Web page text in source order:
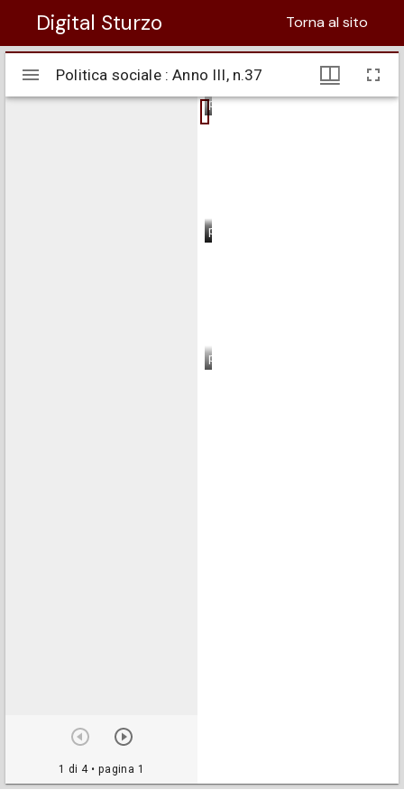
Digital Sturzo Torna al sito
Visualizzatore
Mirador
Politica sociale : Anno III, n.37
1 di 4• pagina 1
pagina 1
pagina 2
pagina 3
pagina 4
Politica sociale : Anno III, n.37